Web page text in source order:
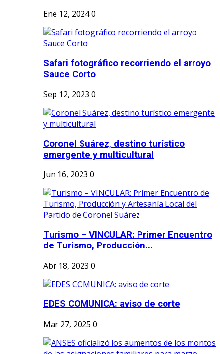
Ene 12, 20240
Safari fotográfico recorriendo el arroyo
Sauce Corto
Sep 12, 2023 0
Coronel Suárez, destino turístico
emergente y multicultural
Jun 16, 2023 0
Turismo – VINCULAR: Primer Encuentro
de Turismo, Producción...
Abr 18, 2023 0
EDES COMUNICA: aviso de corte
Mar 27, 2025 0